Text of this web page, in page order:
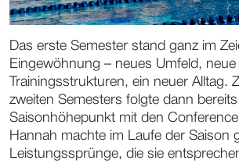
Das erste Semester stand ganz im
Eingewöhnung – neues Umfeld, neue
Trainingsstrukturen, ein neuer Alltag.
zweiten Semesters folgte dann
Saisonhöhepunkt mit den
Hannah machte im Laufe der Saison
Leistungssprünge, die sie